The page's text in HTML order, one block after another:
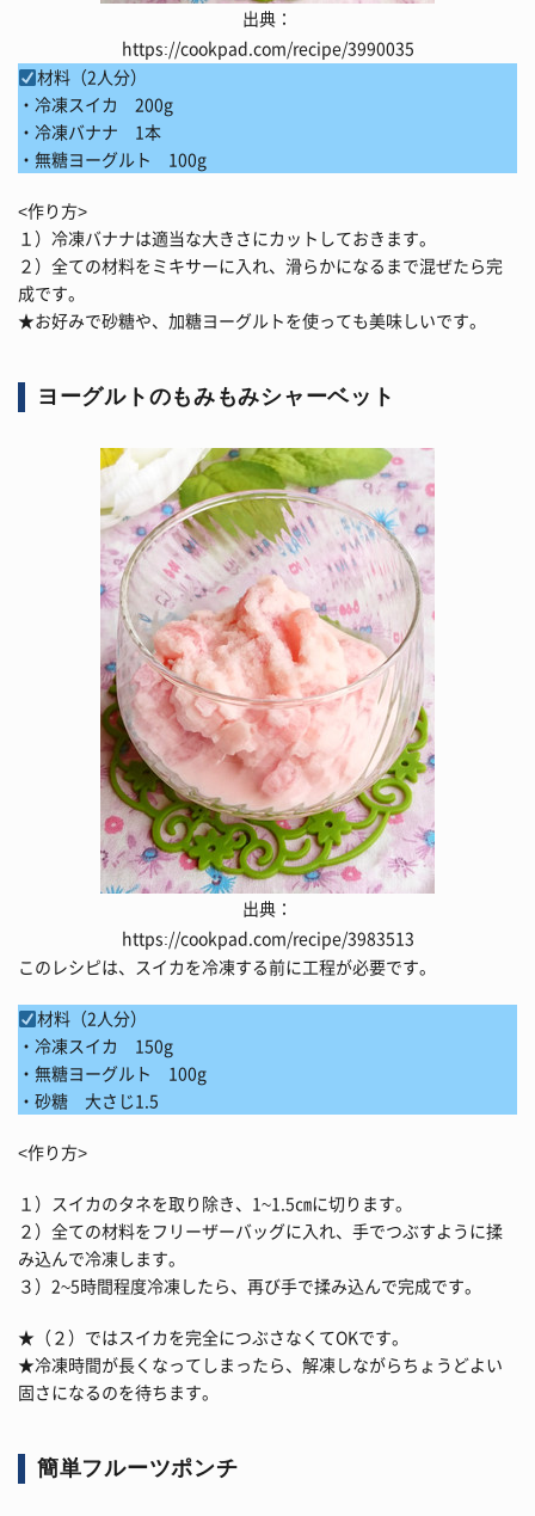
出典：
https://cookpad.com/recipe/3990035
材料（2人分）
・冷凍スイカ 200g
・冷凍バナナ 1本
・無糖ヨーグルト 100g
<作り方>
１）冷凍バナナは適当な大きさにカットしておきます。
２）全ての材料をミキサーに入れ、滑らかになるまで混ぜたら完
成です。
★お好みで砂糖や、加糖ヨーグルトを使っても美味しいです。
ヨーグルトのもみもみシャーベット
出典：
https://cookpad.com/recipe/3983513
このレシピは、スイカを冷凍する前に工程が必要です。
材料（2人分）
・冷凍スイカ 150g
・無糖ヨーグルト 100g
・砂糖 大さじ1.5
<作り方>
１）スイカのタネを取り除き、1~1.5㎝に切ります。
２）全ての材料をフリーザーバッグに入れ、手でつぶすように揉
み込んで冷凍します。
３）2~5時間程度冷凍したら、再び手で揉み込んで完成です。
★（２）ではスイカを完全につぶさなくてOKです。
★冷凍時間が長くなってしまったら、解凍しながらちょうどよい
固さになるのを待ちます。
簡単フルーツポンチ